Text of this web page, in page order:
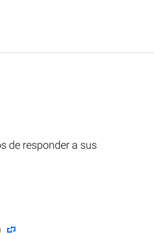
de responder a sus